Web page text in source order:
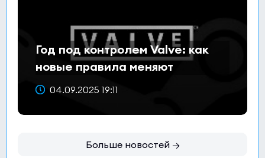
Год под контролем Valve: как
новые правила меняют
турнирную экосистему CS2
04.09.2025 19:11
Больше новостей →